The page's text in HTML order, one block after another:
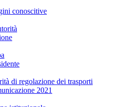
conoscitive
di regolazione dei trasporti
2021